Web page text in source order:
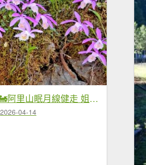
20260413🚂阿里山眠月線健走 姐妹潭 水山巨木療癒步道
2026-04-14